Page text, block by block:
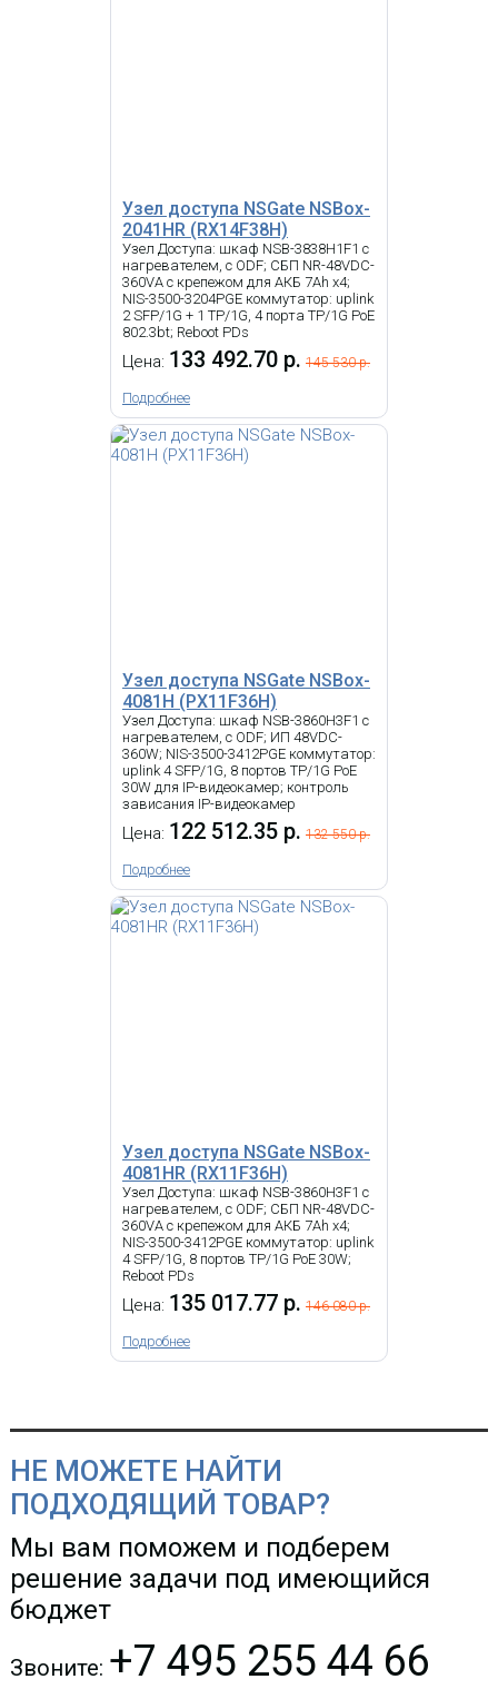
Узел доступа NSGate NSBox-
2041HR (RX14F38H)
Узел Доступа: шкаф NSB-3838H1F1 с
нагревателем, с ODF; СБП NR-48VDC-
360VA с крепежом для АКБ 7Ah x4;
NIS-3500-3204PGE коммутатор: uplink
2 SFP/1G + 1 TP/1G, 4 порта TP/1G PoE
802.3bt; Reboot PDs
Цена: 133 492.70 р. 145 530 р.
Подробнее
Узел доступа NSGate NSBox-
4081H (PX11F36H)
Узел Доступа: шкаф NSB-3860H3F1 с
нагревателем, с ODF; ИП 48VDC-
360W; NIS-3500-3412PGE коммутатор:
uplink 4 SFP/1G, 8 портов TP/1G PoE
30W для IP-видеокамер; контроль
зависания IP-видеокамер
Цена: 122 512.35 р. 132 550 р.
Подробнее
Узел доступа NSGate NSBox-
4081HR (RX11F36H)
Узел Доступа: шкаф NSB-3860H3F1 с
нагревателем, с ODF; СБП NR-48VDC-
360VA с крепежом для АКБ 7Ah x4;
NIS-3500-3412PGE коммутатор: uplink
4 SFP/1G, 8 портов TP/1G PoE 30W;
Reboot PDs
Цена: 135 017.77 р. 146 080 р.
Подробнее
НЕ МОЖЕТЕ НАЙТИ
ПОДХОДЯЩИЙ ТОВАР?
Мы вам поможем и подберем
решение задачи под имеющийся
бюджет
Звоните: +7 495 255 44 66